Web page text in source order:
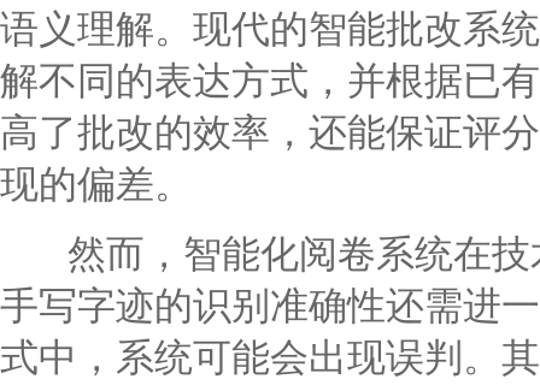
语义理解。现代的智能批改系
解不同的表达方式，并根据已
高了批改的效率，还能保证评
现的偏差。
然而，智能化阅卷系统在技
手写字迹的识别准确性还需进
式中，系统可能会出现误判。